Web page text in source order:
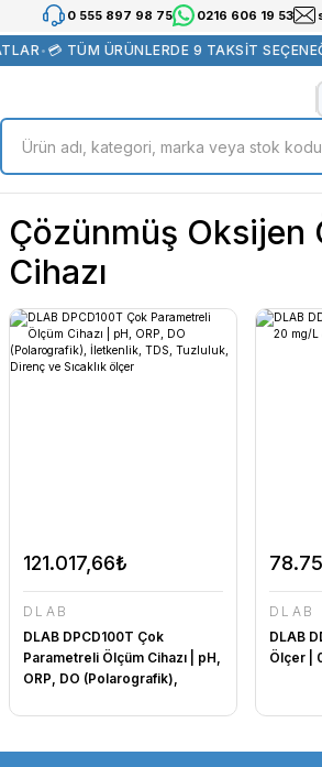
0 555 897 98 75 0216 606 19 53
•💳 TÜM ÜRÜNLERDE 9 TAKSİT
Çözünmüş Oksijen
Cihazı
121.017,66₺
DLAB
DLAB DPCD100T Çok
Parametreli Ölçüm Cihazı | pH,
ORP, DO (Polarografik),
Direnç ve Sıcaklık ölçer
DLAB
DLAB
Ölçer |